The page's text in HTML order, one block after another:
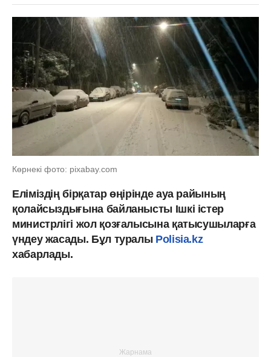
Көрнекі фото: pixabay.com
Еліміздің бірқатар өңірінде ауа райының
қолайсыздығына байланысты Ішкі істер
министрлігі жол қозғалысына қатысушыларға
үндеу жасады. Бұл туралы Polisia.kz
хабарлады.